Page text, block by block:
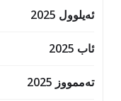
ئەیلوول 2025
ئاب 2025
تەممووز 2025